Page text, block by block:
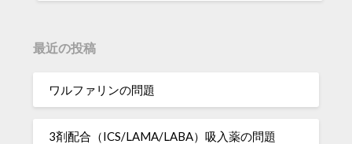
最近の投稿
ワルファリンの問題
3剤配合（ICS/LAMA/LABA）吸入薬の問題